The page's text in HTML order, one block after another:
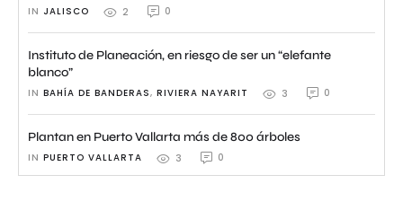
IN JALISCO 2 0
Instituto de Planeación, en riesgo de ser un “elefante
blanco”
IN BAHÍA DE BANDERAS, RIVIERA NAYARIT 3 0
Plantan en Puerto Vallarta más de 800 árboles
IN PUERTO VALLARTA 3 0